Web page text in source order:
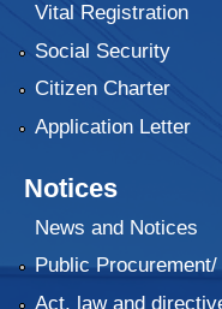
Vital Registration
Social Security
Citizen Charter
Application Letter
Notices
News and Notices
Public
Act, law and